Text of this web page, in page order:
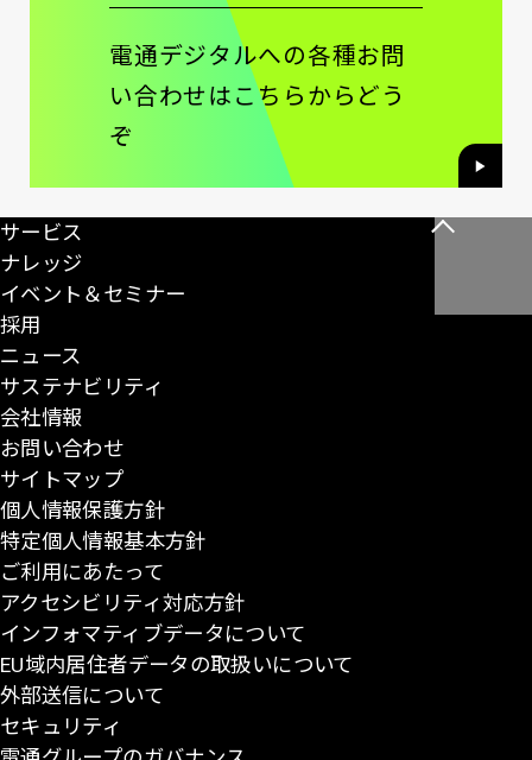
電通デジタルへの各種お問
い合わせはこちらからどう
ぞ
こ
サービス
ナレッジ
イベント＆セミナー
採用
ニュース
サステナビリティ
会社情報
お問い合わせ
サイトマップ
個人情報保護方針
特定個人情報基本方針
ご利用にあたって
アクセシビリティ対応方針
インフォマティブデータについて
EU域内居住者データの取扱いについて
外部送信について
セキュリティ